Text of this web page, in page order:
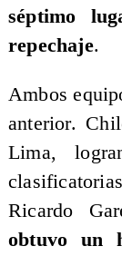
séptimo
repechaje.
Ambos
anterior.
Lima,
Ricardo
obtuvo un